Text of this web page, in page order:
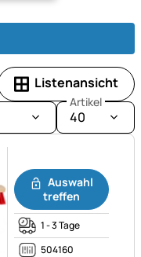
Listenansicht
Artikel
40
Auswahl
treffen
1 - 3 Tage
504160